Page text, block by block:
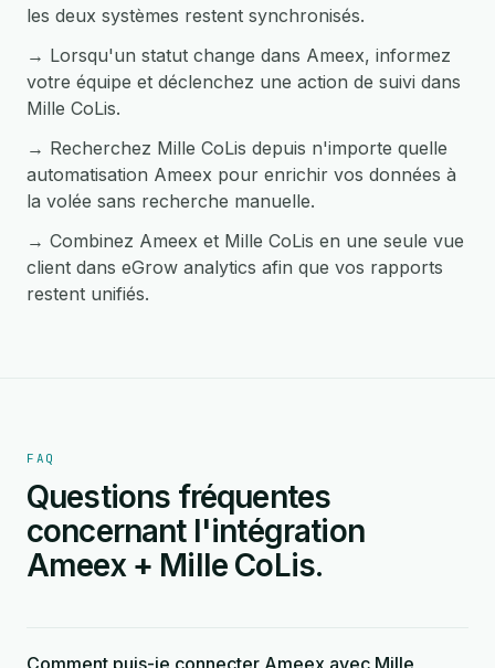
les deux systèmes restent synchronisés.
→ Lorsqu'un statut change dans Ameex, informez
votre équipe et déclenchez une action de suivi dans
Mille CoLis.
→ Recherchez Mille CoLis depuis n'importe quelle
automatisation Ameex pour enrichir vos données à
la volée sans recherche manuelle.
→ Combinez Ameex et Mille CoLis en une seule vue
client dans eGrow analytics afin que vos rapports
restent unifiés.
FAQ
Questions fréquentes
concernant l'intégration
Ameex + Mille CoLis.
Comment puis-je connecter Ameex avec Mille